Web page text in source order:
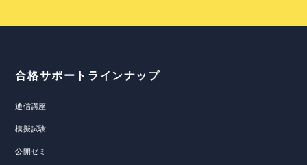
合格サポートラインナップ
通信講座
模擬試験
公開ゼミ